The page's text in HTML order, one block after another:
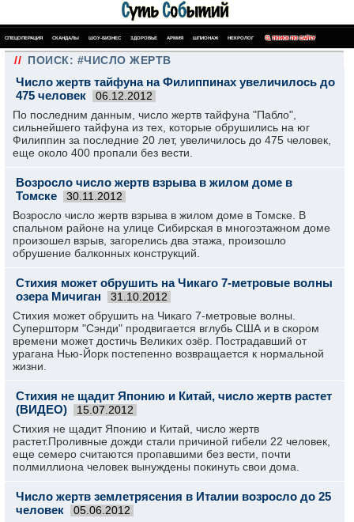
СПЕЦОПЕРАЦИЯ СКАНДАЛЫ ШОУ-БИЗНЕС ЗДОРОВЬЕ АРМИЯ ШПИОНАЖ НЕКРОЛОГ ПОИСК ПО САЙТУ
// ПОИСК: #ЧИСЛО ЖЕРТВ
Число жертв тайфуна на Филиппинах увеличилось до
475 человек
06.12.2012
По последним данным, число жертв тайфуна "Пабло",
сильнейшего тайфуна из тех, которые обрушились на юг
Филиппин за последние 20 лет, увеличилось до 475 человек,
еще около 400 пропали без вести.
Возросло число жертв взрыва в жилом доме в
Томске
30.11.2012
Возросло число жертв взрыва в жилом доме в Томске. В
спальном районе на улице Сибирская в многоэтажном доме
произошел взрыв, загорелись два этажа, произошло
обрушение балконных конструкций.
Стихия может обрушить на Чикаго 7-метровые волны
озера Мичиган
31.10.2012
Стихия может обрушить на Чикаго 7-метровые волны.
Супершторм "Сэнди" продвигается вглубь США и в скором
времени может достичь Великих озёр. Пострадавший от
урагана Нью-Йорк постепенно возвращается к нормальной
жизни.
Стихия не щадит Японию и Китай, число жертв растет
(ВИДЕО)
15.07.2012
Стихия не щадит Японию и Китай, число жертв
растет.Проливные дожди стали причиной гибели 22 человек,
еще семеро считаются пропавшими без вести, почти
полмиллиона человек вынуждены покинуть свои дома.
Число жертв землетрясения в Италии возросло до 25
человек
05.06.2012